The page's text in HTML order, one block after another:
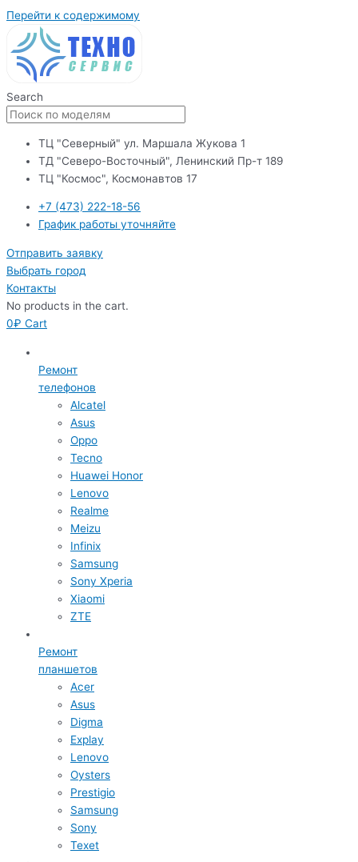
Перейти к содержимому
Search
ТЦ "Северный" ул. Маршала Жукова 1
ТД "Северо-Восточный", Ленинский Пр-т 189
ТЦ "Космос", Космонавтов 17
+7 (473) 222-18-56
График работы уточняйте
Отправить заявку
Выбрать город
Контакты
No products in the cart.
0₽ Cart
Ремонт
телефонов
Alcatel
Asus
Oppo
Tecno
Huawei Honor
Lenovo
Realme
Meizu
Infinix
Samsung
Sony Xperia
Xiaomi
ZTE
Ремонт
планшетов
Acer
Asus
Digma
Explay
Lenovo
Oysters
Prestigio
Samsung
Sony
Texet